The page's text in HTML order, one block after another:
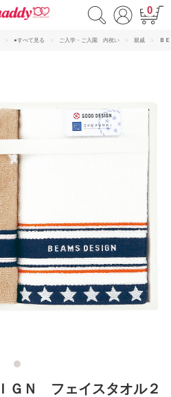
0
●すべて見る ご入学・ご入園 内祝い 親戚 Ｂ
ＧＮ フェイスタオル２